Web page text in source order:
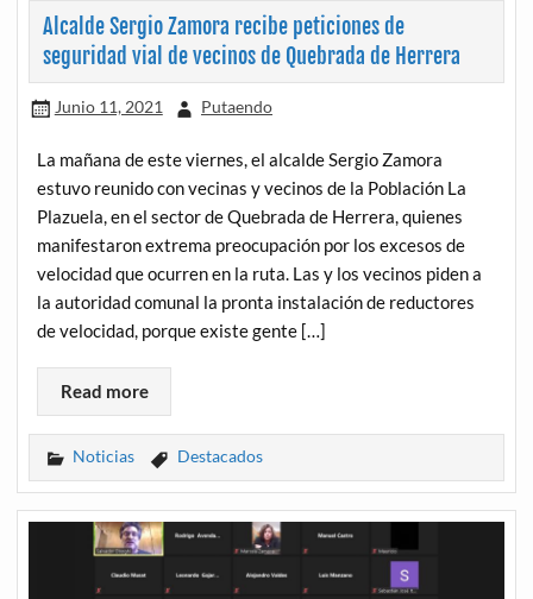
Alcalde Sergio Zamora recibe peticiones de
seguridad vial de vecinos de Quebrada de Herrera
Junio 11, 2021 Putaendo
La mañana de este viernes, el alcalde Sergio Zamora
estuvo reunido con vecinas y vecinos de la Población La
Plazuela, en el sector de Quebrada de Herrera, quienes
manifestaron extrema preocupación por los excesos de
velocidad que ocurren en la ruta. Las y los vecinos piden a
la autoridad comunal la pronta instalación de reductores
de velocidad, porque existe gente […]
Read more
Noticias Destacados